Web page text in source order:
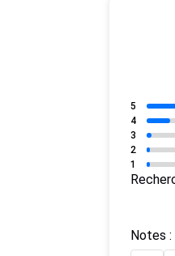
5
4
3
2
1
Notes :